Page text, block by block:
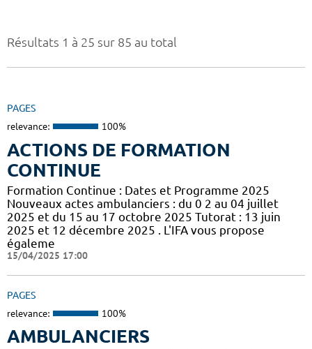
Résultats 1 à 25 sur 85 au total
PAGES
relevance: 100%
ACTIONS DE FORMATION
CONTINUE
Formation Continue : Dates et Programme 2025
Nouveaux actes ambulanciers : du 0 2 au 04 juillet
2025 et du 15 au 17 octobre 2025 Tutorat : 13 juin
2025 et 12 décembre 2025 . L'IFA vous propose
égaleme
15/04/2025 17:00
PAGES
relevance: 100%
AMBULANCIERS